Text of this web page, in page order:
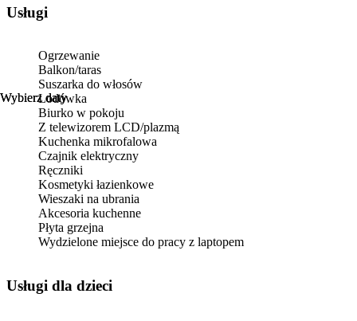
Wybierz daty
Wybierz daty
Usługi
Ogrzewanie
Balkon/taras
Suszarka do włosów
Lodówka
Biurko w pokoju
Z telewizorem LCD/plazmą
Kuchenka mikrofalowa
Czajnik elektryczny
Ręczniki
Kosmetyki łazienkowe
Wieszaki na ubrania
Akcesoria kuchenne
Płyta grzejna
Wydzielone miejsce do pracy z laptopem
usługi dla dzieci